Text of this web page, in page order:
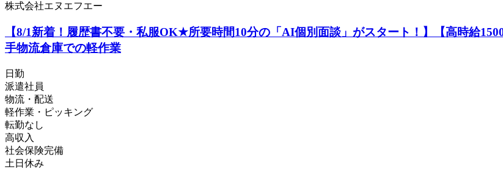
株式会社エヌエフエー
【8/1新着！履歴書不要・私服OK★所要時間10分の「AI個別面談」がスタート！】【高時給
手物流倉庫での軽作業
日勤
派遣社員
物流・配送
軽作業・ピッキング
転勤なし
高収入
社会保険完備
土日休み